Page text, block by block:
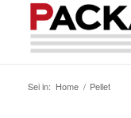
Sei in: Home / Pellet